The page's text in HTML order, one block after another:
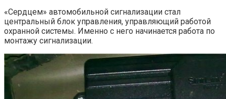
«Сердцем» автомобильной сигнализации стал
центральный блок управления, управляющий работой
охранной системы. Именно с него начинается работа по
монтажу сигнализации.